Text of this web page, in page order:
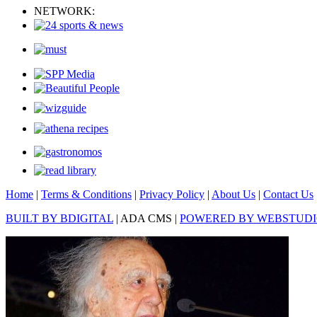
NETWORK:
Home | Terms & Conditions | Privacy Policy | About Us | Contact Us
BUILT BY BDIGITAL | ADA CMS | POWERED BY